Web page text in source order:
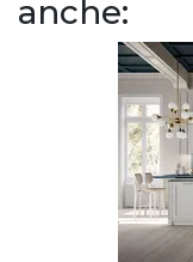
anche: